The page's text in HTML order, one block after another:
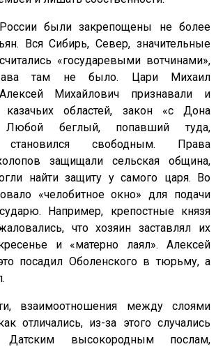
были закрепощены не более
Вся Сибирь, Север, значительные
«государевыми вотчинами»,
там не было. Цари Михаил
Михайлович признавали и
казачьих областей, закон «с Дона
беглый, попавший туда,
становился свободным. Права
защищали сельская община,
найти защиту у самого царя. Во
«челобитное окно» для подачи
Например, крепостные князя
что хозяин заставлял их
и «матерно лаял». Алексей
посадил Оболенского в тюрьму, а
взаимоотношения между слоями
отличались, из-за этого случались
Датским высокородным послам,